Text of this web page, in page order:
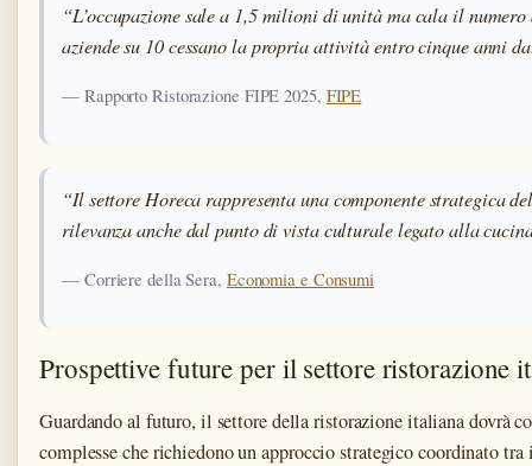
“L’occupazione sale a 1,5 milioni di unità ma cala il
aziende su 10 cessano la propria attività entro cinque anni
— Rapporto Ristorazione FIPE 2025, FIPE
“Il settore Horeca rappresenta una componente strategica
rilevanza anche dal punto di vista culturale legato alla
— Corriere della Sera, Economia e Consumi
Prospettive future per il settore ristorazione
Guardando al futuro, il settore della ristorazione italiana dovrà
complesse che richiedono un approccio strategico coordinato